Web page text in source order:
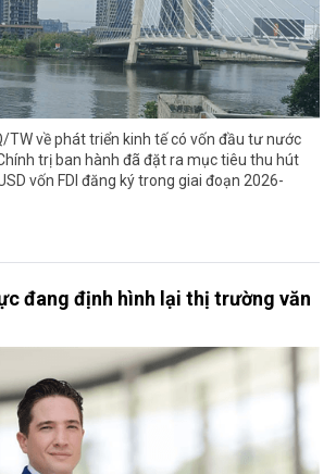
TW về phát triển kinh tế có vốn đầu tư nước
trị ban hành đã đặt ra mục tiêu thu hút
vốn FDI đăng ký trong giai đoạn 2026-
đang định hình lại thị trường văn